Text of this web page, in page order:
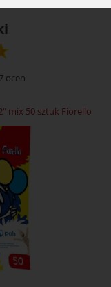
ocen
mix 50 sztuk Fiorello